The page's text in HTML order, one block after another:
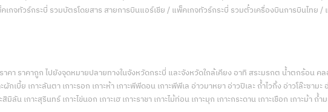
กจทัวร์กระบี่ รวมบัตรโดยสาร สายการบินแอร์เชีย / แพ็คเกจทัวร์กระบี่ รวมตั๋วเครื่องบินการบินไทย /
า ราคาถูก ไปยังจุดหมายปลายทางในจังหวัดกระบี่ และจังหวัดใกล้เคียง อาทิ สระมรกต น้ำตกร้อน ค
กเบี้ย เกาะลันตา เกาะรอก เกาะห้า เกาะพีพีดอน เกาะพีพีเล อ่าวมาหยา อ่าวปิเละ ถ้ำไวกิ้ง อ่าวโล๊ะซามะ
น เกาะสุรินทร์ เกาะไข่นอก เกาะเฮ เกาะราชา เกาะไม้ท่อน เกาะมุก เกาะกระดาน เกาะเชือก เกาะม้า ถ้